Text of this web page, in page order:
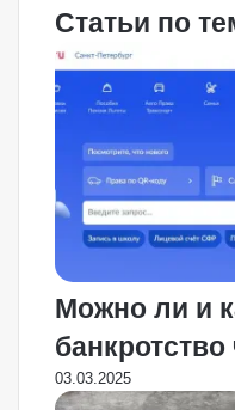
Статьи по
Можно ли и
банкротство
03.03.2025